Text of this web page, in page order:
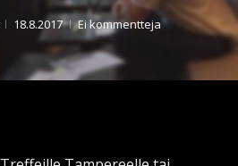
18.8.2017 Ei kommentteja